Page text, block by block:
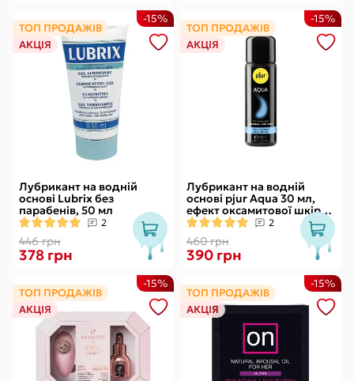
ТОП ПРОДАЖІВ
АКЦІЯ
Лубрикант на водній
основі Lubrix без
парабенів, 50 мл
2
446 грн
-15%
378 грн
ТОП ПРОДАЖІВ
АКЦІЯ
Лубрикант на водній
основі pjur Aqua 30 мл,
ефект оксамитової шкіри
без прилипання
2
460 грн
-15%
390 грн
ТОП ПРОДАЖІВ
АКЦІЯ
-15%
ТОП ПРОДАЖІВ
АКЦІЯ
-15%